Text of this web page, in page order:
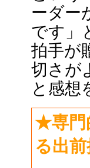
ーダー
です」
拍手が
切さが
と感想
★専門
る出